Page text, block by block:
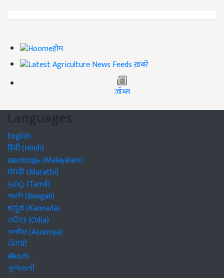
होम
ख़बरें
जॉब्स
Languages
English
हिंदी (Hindi)
മലയാളം (Malayalam)
मराठी (Marathi)
தமிழ் (Tamil)
বাঙালি (Bengali)
ಕನ್ನಡ (Kannada)
ଓଡିଆ (Odia)
অসমীয়া (Asomiya)
ਪੰਜਾਬੀ
తెలుగు
ગુજરાતી